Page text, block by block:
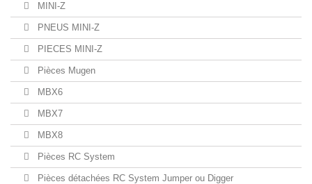
MINI-Z
PNEUS MINI-Z
PIECES MINI-Z
Pièces Mugen
MBX6
MBX7
MBX8
Pièces RC System
Pièces détachées RC System Jumper ou Digger